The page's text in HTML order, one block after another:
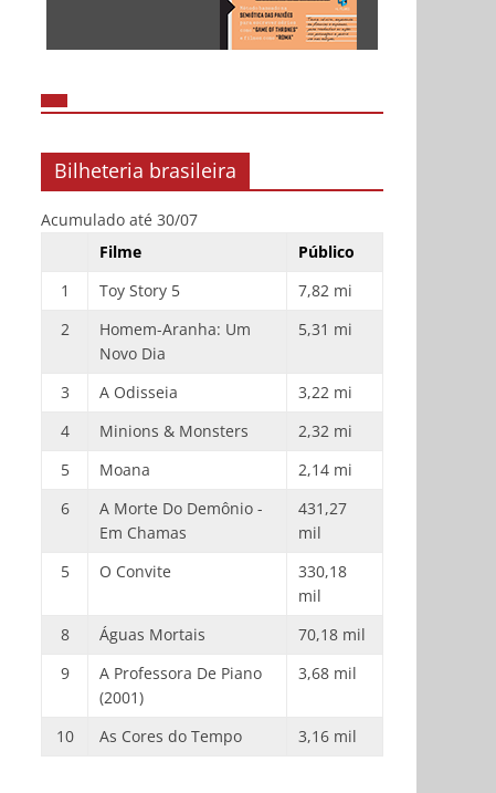
Bilheteria brasileira
Acumulado até 30/07
Filme
Público
1
Toy Story 5
7,82 mi
2
Homem-Aranha: Um
Novo Dia
5,31 mi
3 A Odisseia
3,22 mi
4
Minions & Monsters
2,32 mi
5
Moana
2,14 mi
6
A Morte Do Demônio -
Em Chamas
431,27
mil
5
O Convite
330,18
mil
8
Águas Mortais
70,18 mil
9
A Professora De Piano
(2001)
3,68 mil
10 As Cores do Tempo 3,16 mil